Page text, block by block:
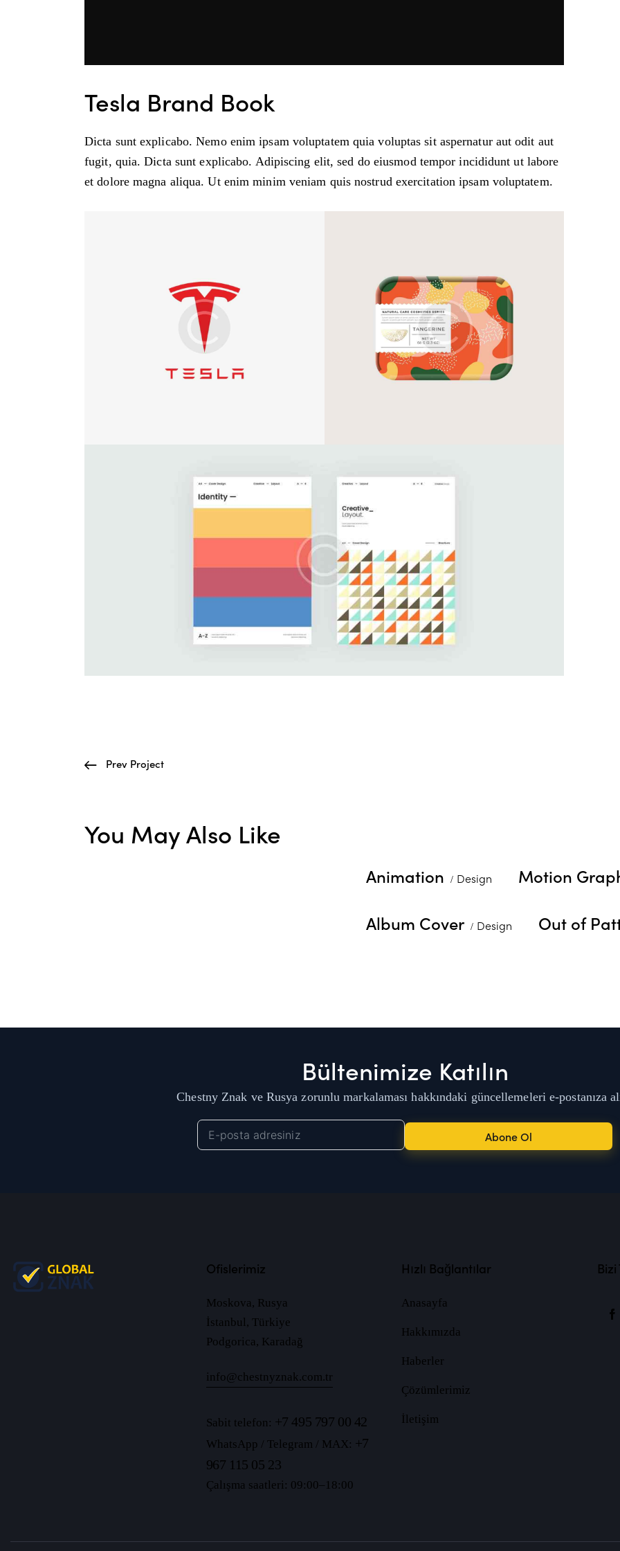
Tesla Brand Book
Dicta sunt explicabo. Nemo enim ipsam voluptatem quia voluptas sit aspernatur aut odit aut
fugit, quia. Dicta sunt explicabo. Adipiscing elit, sed do eiusmod tempor incididunt ut labore
et dolore magna aliqua. Ut enim minim veniam quis nostrud exercitation ipsam voluptatem.
Prev Project
You May Also Like
Design
Animation Motion
Design
Album Cover Out of
Bültenimize Katılın
Chestny Znak ve Rusya zorunlu markalaması hakkındaki güncellemeleri e-postanıza
Abone Ol
Ofislerimiz
Moskova, Rusya
İstanbul, Türkiye
Podgorica, Karadağ
info@chestnyznak.com.tr
Sabit telefon: +7 495 797 00 42
WhatsApp / Telegram / MAX: +7
967 115 05 23
Çalışma saatleri: 09:00–18:00
Hızlı Bağlantılar
Anasayfa
Hakkımızda
Haberler
Çözümlerimiz
İletişim